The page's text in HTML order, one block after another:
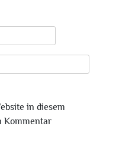
in diesem
Kommentar